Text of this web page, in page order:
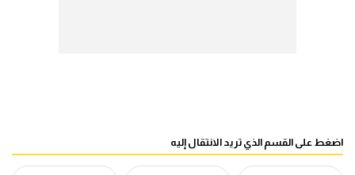
اضغط على القسم الذي تريد الانتقال إليه